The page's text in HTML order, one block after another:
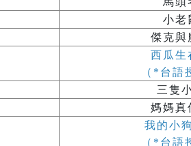
小老
傑克與
西瓜生
（*台語
三隻
媽媽真
我的小
（*台語